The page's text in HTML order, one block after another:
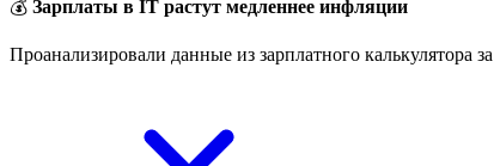
💰 Зарплаты в IT растут медленнее инфляции
Проанализировали данные из зарплатного калькулятора